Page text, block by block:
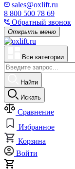
sales@oxlift.ru
8 800 500 78 69
Обратный звонок
Открыть меню
Все категории
Найти
Искать
Сравнение
Избранное
Корзина
Войти